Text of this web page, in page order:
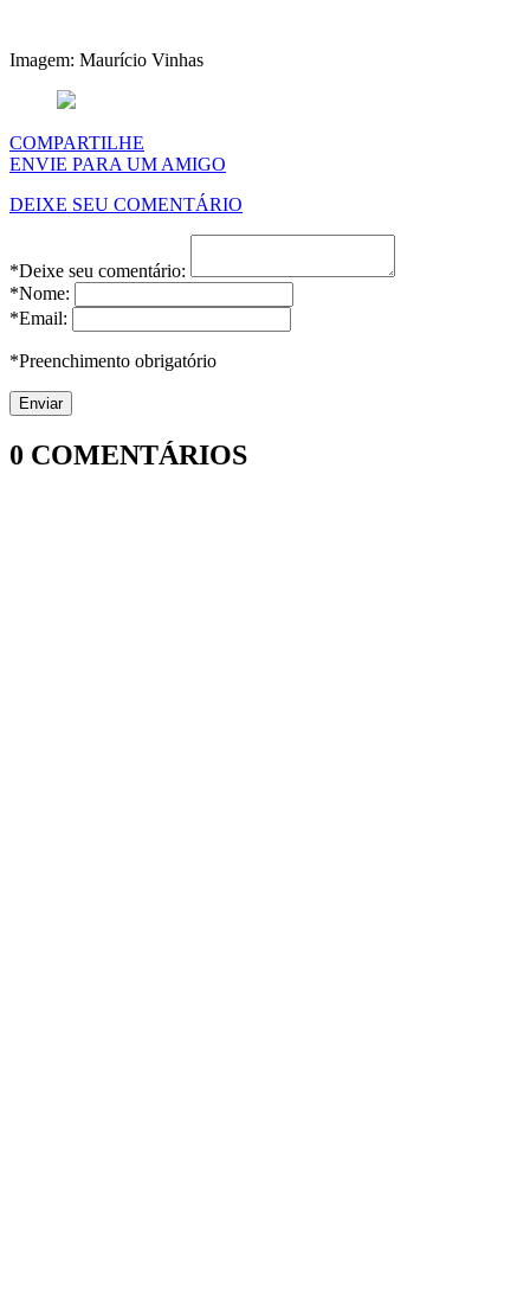
Imagem: Maurício Vinhas
COMPARTILHE
ENVIE PARA UM AMIGO
DEIXE SEU COMENTÁRIO
*Deixe seu comentário:
*Nome:
*Email:
*Preenchimento obrigatório
0 COMENTÁRIOS